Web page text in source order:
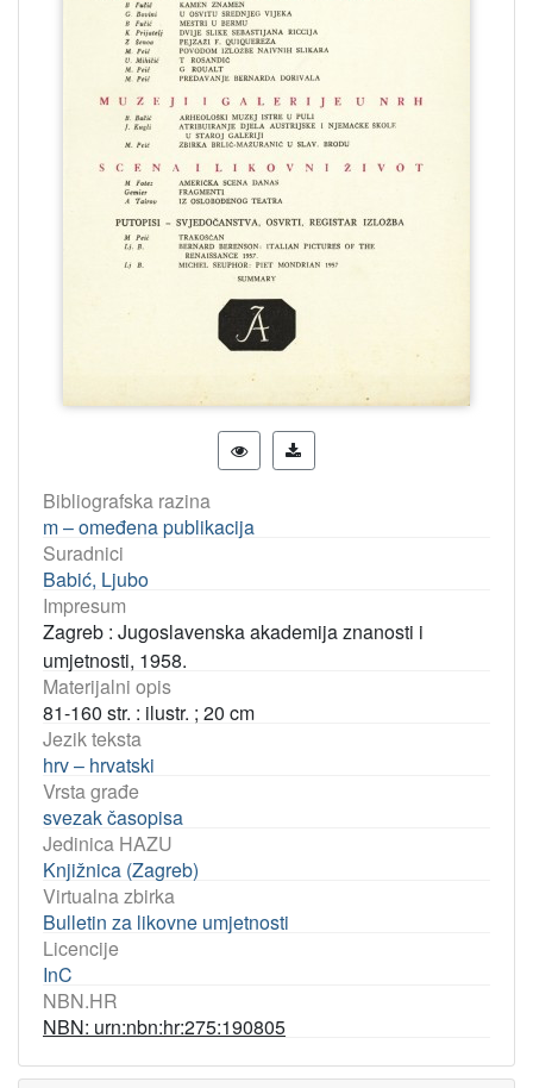
Bibliografska razina
m – omeđena publikacija
Suradnici
Babić, Ljubo
Impresum
Zagreb : Jugoslavenska akademija znanosti i
umjetnosti, 1958.
Materijalni opis
81-160 str. : ilustr. ; 20 cm
Jezik teksta
hrv – hrvatski
Vrsta građe
svezak časopisa
Jedinica HAZU
Knjižnica (Zagreb)
Virtualna zbirka
Bulletin za likovne umjetnosti
Licencije
InC
NBN.HR
NBN: urn:nbn:hr:275:190805